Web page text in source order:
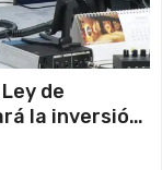
de
la inversión